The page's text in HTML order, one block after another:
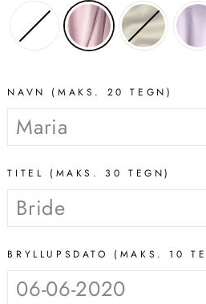
NAVN (MAKS. 20 TEGN)
TITEL (MAKS. 30 TEGN)
BRYLLUPSDATO (MAKS. 10